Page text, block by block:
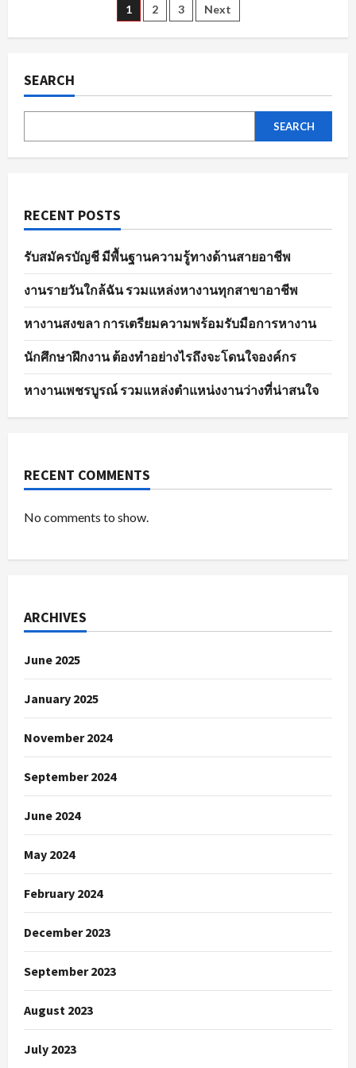
ตัวอย่าง
พร้อม
ทุก
Posts
pagination
1 2 3 Next
SEARCH
SEARCH
RECENT POSTS
รับสมัครบัญชี มีพื้นฐานความรู้ทางด้านสายอาชีพ
งานรายวันใกล้ฉัน รวมแหล่งหางานทุกสาขาอาชีพ
หางานสงขลา การเตรียมความพร้อมรับมือการหางาน
นักศึกษาฝึกงาน ต้องทำอย่างไรถึงจะโดนใจองค์กร
หางานเพชรบูรณ์ รวมแหล่งตำแหน่งงานว่างที่น่าสนใจ
RECENT COMMENTS
No comments to show.
ARCHIVES
June 2025
January 2025
November 2024
September 2024
June 2024
May 2024
February 2024
December 2023
September 2023
August 2023
July 2023